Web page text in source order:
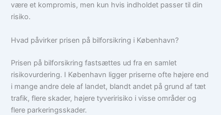
være et kompromis, men kun hvis indholdet passer til din
risiko.
Hvad påvirker prisen på bilforsikring i København?
Prisen på bilforsikring fastsættes ud fra en samlet
risikovurdering. I København ligger priserne ofte højere end
i mange andre dele af landet, blandt andet på grund af tæt
trafik, flere skader, højere tyveririsiko i visse områder og
flere parkeringsskader.